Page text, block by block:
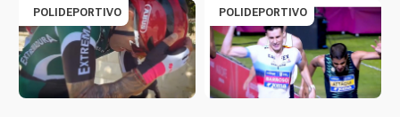
POLIDEPORTIVO POLIDEPORTIVO